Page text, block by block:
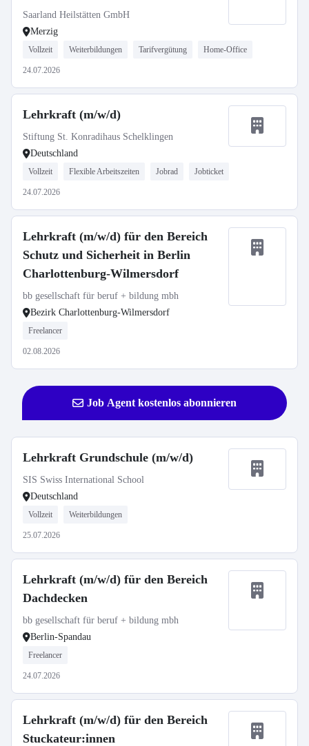
Saarland Heilstätten GmbH
Merzig
Vollzeit Weiterbildungen Tarifvergütung Home-Office
24.07.2026
Lehrkraft (m/w/d)
Stiftung St. Konradihaus Schelklingen
Deutschland
Vollzeit Flexible Arbeitszeiten Jobrad Jobticket
24.07.2026
Lehrkraft (m/w/d) für den Bereich
Schutz und Sicherheit in Berlin
Charlottenburg-Wilmersdorf
bb gesellschaft für beruf + bildung mbh
Bezirk Charlottenburg-Wilmersdorf
Freelancer
02.08.2026
Job Agent kostenlos abonnieren
Lehrkraft Grundschule (m/w/d)
SIS Swiss International School
Deutschland
Vollzeit Weiterbildungen
25.07.2026
Lehrkraft (m/w/d) für den Bereich
Dachdecken
bb gesellschaft für beruf + bildung mbh
Berlin-Spandau
Freelancer
24.07.2026
Lehrkraft (m/w/d) für den Bereich
Stuckateur:innen